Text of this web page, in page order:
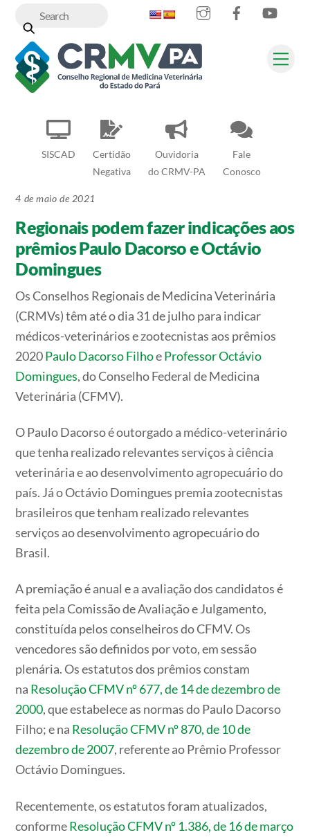
content
SISCAD
Certidão
Negativa
Ouvidoria
do CRMV-PA
Fale
Conosco
InstagramFacebook
4 de maio de 2021
Regionais podem fazer indicações aos
prêmios Paulo Dacorso e Octávio
Domingues
Os Conselhos Regionais de Medicina Veterinária
(CRMVs) têm até o dia 31 de julho para indicar
médicos-veterinários e zootecnistas aos prêmios
2020Paulo Dacorso FilhoeProfessor Octávio
Domingues, do Conselho Federal de Medicina
Veterinária (CFMV).
O Paulo Dacorso é outorgado a médico-veterinário
que tenha realizado relevantes serviços à ciência
veterinária e ao desenvolvimento agropecuário do
país. Já o Octávio Domingues premia zootecnistas
brasileiros que tenham realizado relevantes
serviços ao desenvolvimento agropecuário do
Brasil.
A premiação é anual e a avaliação dos candidatos é
feita pela Comissão de Avaliação e Julgamento,
constituída pelos conselheiros do CFMV. Os
vencedores são definidos por voto, em sessão
plenária. Os estatutos dos prêmios constam
na Resolução CFMV nº 677, de 14 de dezembro de
2000, que estabelece as normas do Paulo Dacorso
Filho; e na Resolução CFMV nº 870, de 10 de
dezembro de 2007, referente ao Prêmio Professor
Octávio Domingues.
Recentemente, os estatutos foram atualizados,
conformeResolução CFMV nº 1.386, de 16 de março